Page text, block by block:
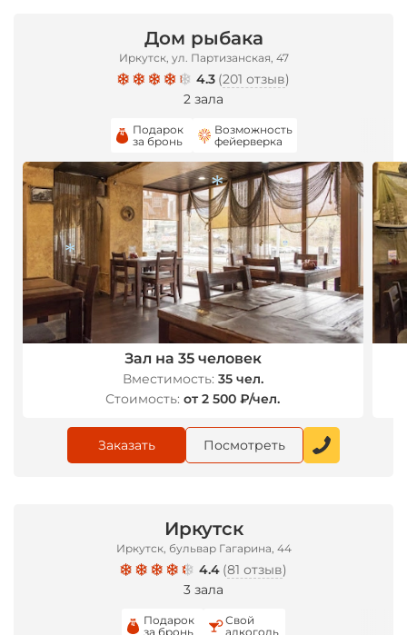
Дом рыбака
Иркутск, ул. Партизанская, 47
4.3 (201 отзыв)
2 зала
Подарок
за бронь
Возможность
фейерверка
Зал на 35 человек
Вместимость: 35 чел.
Стоимость: от 2 500 ₽/чел.
Заказать Посмотреть
Иркутск
Иркутск, бульвар Гагарина, 44
4.4 (81 отзыв)
3 зала
Подарок
за бронь
Свой
алкоголь
*